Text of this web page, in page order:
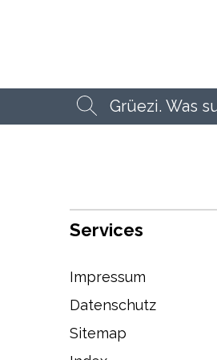
Suchbegriff
Services
Impressum
Datenschutz
Sitemap